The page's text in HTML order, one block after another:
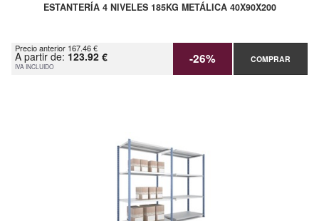
ESTANTERÍA 4 NIVELES 185KG METÁLICA 40X90X200
Precio anterior 167.46 €
A partir de: 123.92 €
IVA INCLUIDO -26% COMPRAR